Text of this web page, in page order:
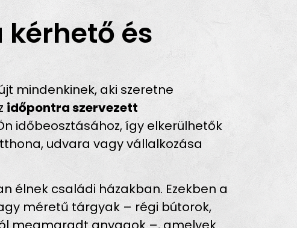
és
mindenkinek, aki szeretne
időpontra szervezett
időbeosztásához, így elkerülhetők
udvara vagy vállalkozása
élnek családi házakban. Ezekben a
méretű tárgyak – régi bútorok,